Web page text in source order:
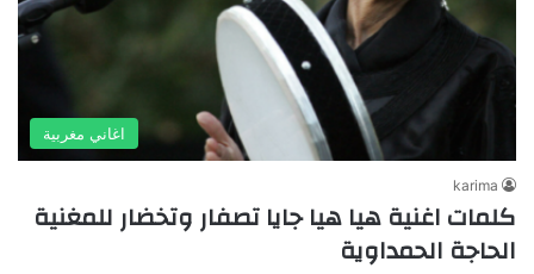
اغاني مغربية
karima
كلمات اغنية هيا هيا جايا تصفار وتخضار للمغنية
الحاجة الحمداوية